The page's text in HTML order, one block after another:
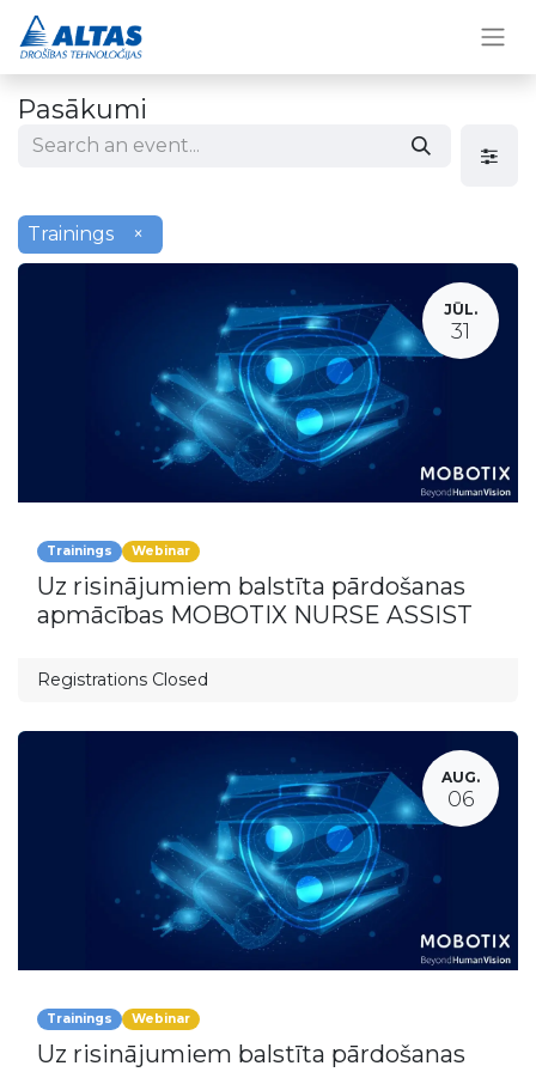
Pasākumi
Trainings ×
JŪL.
31
Trainings Webinar
Uz risinājumiem balstīta pārdošanas
apmācības MOBOTIX NURSE ASSIST
Registrations Closed
AUG.
06
Trainings Webinar
Uz risinājumiem balstīta pārdošanas